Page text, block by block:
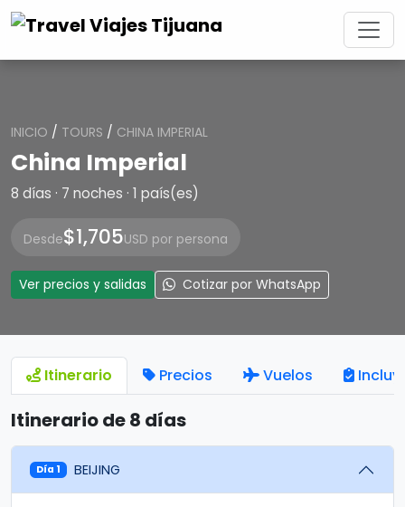
INICIO / TOURS / CHINA IMPERIAL
China Imperial
8 días · 7 noches · 1 país(es)
Desde$1,705USD por persona
Ver precios y salidas Cotizar por WhatsApp
Itinerario Precios Vuelos
Itinerario de 8 días
Día 1 BEIJING